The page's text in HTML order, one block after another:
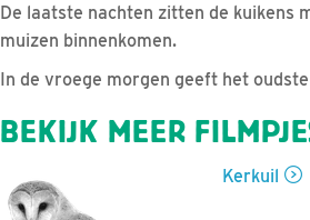
De laatste nachten zitten de kuikens
muizen binnenkomen.
In de vroege morgen geeft het
BEKIJK MEER
Kerkuil